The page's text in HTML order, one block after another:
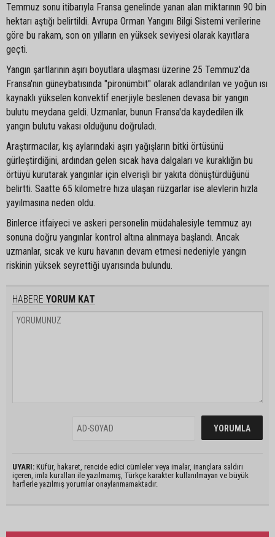
Temmuz sonu itibarıyla Fransa genelinde yanan alan miktarının 90 bin
hektarı aştığı belirtildi. Avrupa Orman Yangını Bilgi Sistemi verilerine
göre bu rakam, son on yılların en yüksek seviyesi olarak kayıtlara
geçti.
Yangın şartlarının aşırı boyutlara ulaşması üzerine 25 Temmuz'da
Fransa'nın güneybatısında "pironümbit" olarak adlandırılan ve yoğun ısı
kaynaklı yükselen konvektif enerjiyle beslenen devasa bir yangın
bulutu meydana geldi. Uzmanlar, bunun Fransa'da kaydedilen ilk
yangın bulutu vakası olduğunu doğruladı.
Araştırmacılar, kış aylarındaki aşırı yağışların bitki örtüsünü
gürleştirdiğini, ardından gelen sıcak hava dalgaları ve kuraklığın bu
örtüyü kurutarak yangınlar için elverişli bir yakıta dönüştürdüğünü
belirtti. Saatte 65 kilometre hıza ulaşan rüzgarlar ise alevlerin hızla
yayılmasına neden oldu.
Binlerce itfaiyeci ve askeri personelin müdahalesiyle temmuz ayı
sonuna doğru yangınlar kontrol altına alınmaya başlandı. Ancak
uzmanlar, sıcak ve kuru havanın devam etmesi nedeniyle yangın
riskinin yüksek seyrettiği uyarısında bulundu.
HABERE YORUM KAT
UYARI: Küfür, hakaret, rencide edici cümleler veya imalar, inançlara saldırı
içeren, imla kuralları ile yazılmamış, Türkçe karakter kullanılmayan ve büyük
harflerle yazılmış yorumlar onaylanmamaktadır.